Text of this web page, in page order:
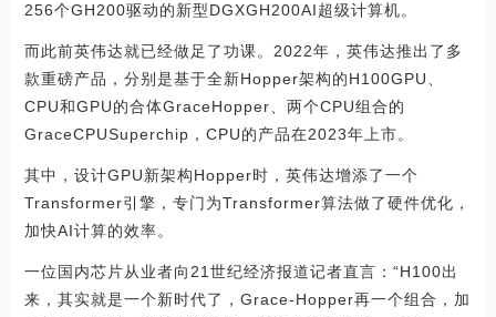
256个GH200驱动的新型DGXGH200AI超级计算机。
而此前英伟达就已经做足了功课。2022年，英伟达推出了多
款重磅产品，分别是基于全新Hopper架构的H100GPU、
CPU和GPU的合体GraceHopper、两个CPU组合的
GraceCPUSuperchip，CPU的产品在2023年上市。
其中，设计GPU新架构Hopper时，英伟达增添了一个
Transformer引擎，专门为Transformer算法做了硬件优化，
加快AI计算的效率。
一位国内芯片从业者向21世纪经济报道记者直言：“H100出
来，其实就是一个新时代了，Grace-Hopper再一个组合，加